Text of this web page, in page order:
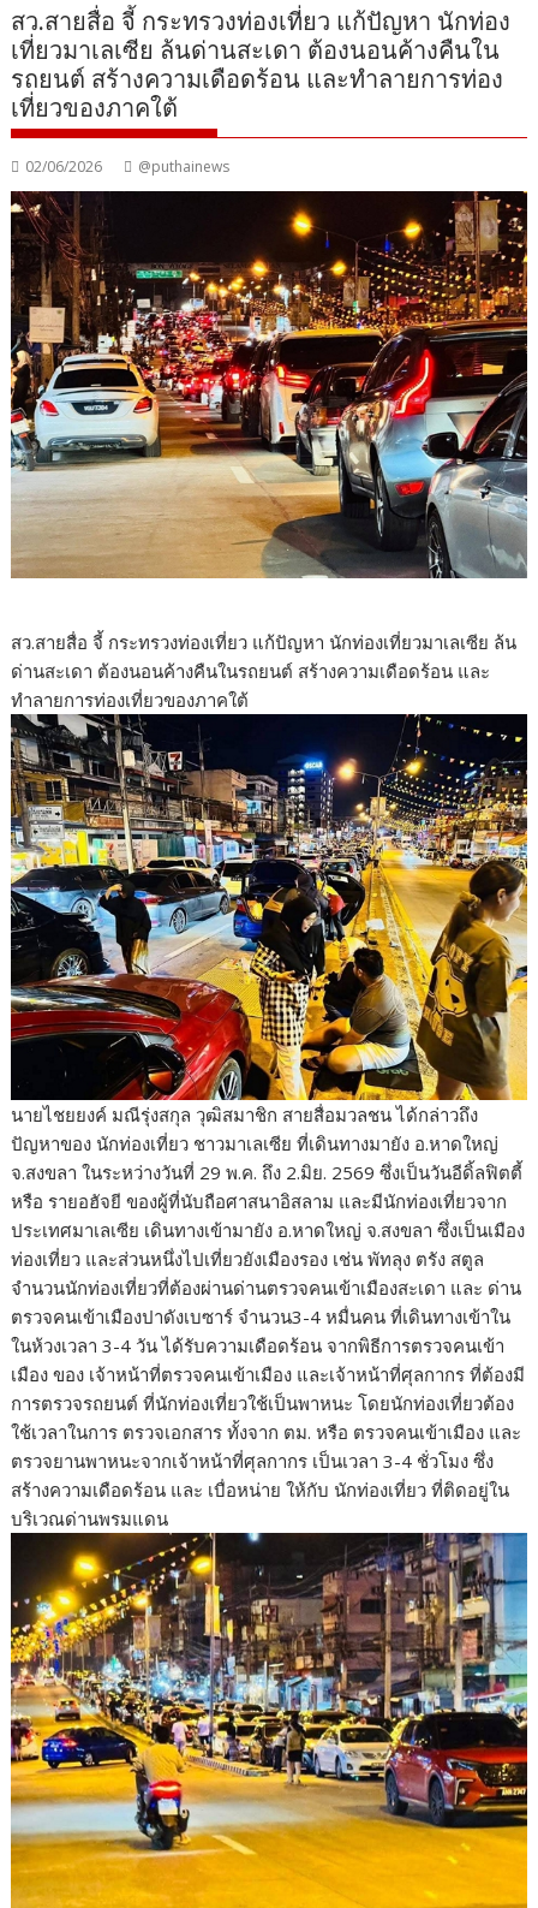
สว.สายสื่อ จี้ กระทรวงท่องเที่ยว แก้ปัญหา นักท่อง
เที่ยวมาเลเซีย ล้นด่านสะเดา ต้องนอนค้างคืนใน
รถยนต์ สร้างความเดือดร้อน และทำลายการท่อง
เที่ยวของภาคใต้
02/06/2026 @puthainews
สว.สายสื่อ จี้ กระทรวงท่องเที่ยว แก้ปัญหา นักท่องเที่ยวมาเลเซีย ล้น
ด่านสะเดา ต้องนอนค้างคืนในรถยนต์ สร้างความเดือดร้อน และ
ทำลายการท่องเที่ยวของภาคใต้
นายไชยยงค์ มณีรุ่งสกุล วุฒิสมาชิก สายสื่อมวลชน ได้กล่าวถึง
ปัญหาของ นักท่องเที่ยว ชาวมาเลเซีย ที่เดินทางมายัง อ.หาดใหญ่
จ.สงขลา ในระหว่างวันที่ 29 พ.ค. ถึง 2.มิย. 2569 ซึ่งเป็นวันอีดิ้ลฟิตตี้
หรือ รายอฮัจยี ของผู้ที่นับถือศาสนาอิสลาม และมีนักท่องเที่ยวจาก
ประเทศมาเลเซีย เดินทางเข้ามายัง อ.หาดใหญ่ จ.สงขลา ซึ่งเป็นเมือง
ท่องเที่ยว และส่วนหนึ่งไปเที่ยวยังเมืองรอง เช่น พัทลุง ตรัง สตูล
จำนวนนักท่องเที่ยวที่ต้องผ่านด่านตรวจคนเข้าเมืองสะเดา และ ด่าน
ตรวจคนเข้าเมืองปาดังเบซาร์ จำนวน3-4 หมื่นคน ที่เดินทางเข้าใน
ในห้วงเวลา 3-4 วัน ได้รับความเดือดร้อน จากพิธีการตรวจคนเข้า
เมือง ของ เจ้าหน้าที่ตรวจคนเข้าเมือง และเจ้าหน้าที่ศุลกากร ที่ต้องมี
การตรวจรถยนต์ ที่นักท่องเที่ยวใช้เป็นพาหนะ โดยนักท่องเที่ยวต้อง
ใช้เวลาในการ ตรวจเอกสาร ทั้งจาก ตม. หรือ ตรวจคนเข้าเมือง และ
ตรวจยานพาหนะจากเจ้าหน้าที่ศุลกากร เป็นเวลา 3-4 ชั่วโมง ซึ่ง
สร้างความเดือดร้อน และ เบื่อหน่าย ให้กับ นักท่องเที่ยว ที่ติดอยู่ใน
บริเวณด่านพรมแดน